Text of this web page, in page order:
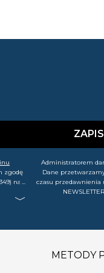
zgodę
na
chwili
Administratorem
Dane
czasu przedawnienia
METODY